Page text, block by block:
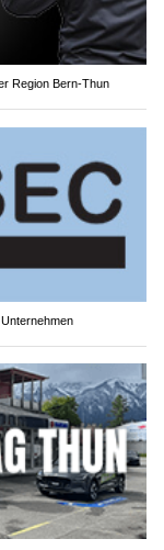
Region Bern-Thun